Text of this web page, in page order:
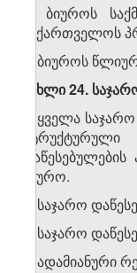
1. ბიუროს
საქართველოს
2. ბიუროს
მუხლი 24.
1. ყველა
ბიურო.
2. საჯარო
ა) საჯარო
ბ) ადამიანური